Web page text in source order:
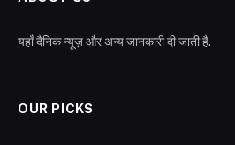
यहाँ दैनिक न्यूज़ और अन्य जानकारी दी जाती है.
OUR PICKS